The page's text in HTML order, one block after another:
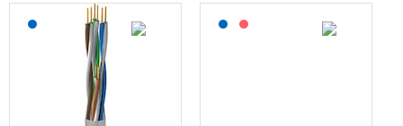
Lagerført: NEK Kabel Lagerført: NEK Kabel
På forespørsel